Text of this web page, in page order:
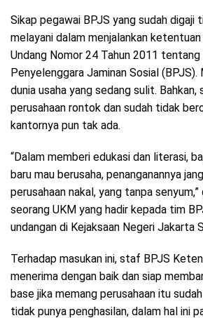
Sikap pegawai BPJS yang sudah digaji
melayani dalam menjalankan ketentuan
Undang Nomor 24 Tahun 2011 tentang
Penyelenggara Jaminan Sosial
dunia usaha yang sedang sulit. Bahkan,
perusahaan rontok dan sudah tidak
kantornya pun tak ada.
“Dalam memberi edukasi dan literasi,
baru mau berusaha, penanganannya
perusahaan nakal, yang tanpa
seorang UKM yang hadir kepada tim
undangan di Kejaksaan Negeri Jakarta
Terhadap masukan ini, staf BPJS
menerima dengan baik dan siap
base jika memang perusahaan itu
tidak punya penghasilan, dalam hal ini